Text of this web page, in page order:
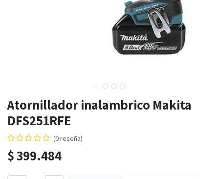
Atornillador inalambrico Makita
DFS251RFE
(0 reseña)
$399.484